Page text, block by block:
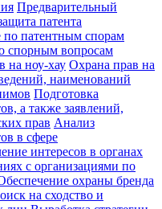
Предварительный
патента
по патентным спорам
спорным вопросам
на ноу-хау Охрана прав на
наименований
Подготовка
а также заявлений,
прав Анализ
в сфере
интересов в органах
с организациями по
охраны бренда
на сходство и